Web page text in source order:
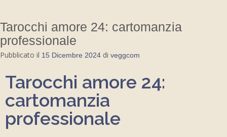
Tarocchi amore 24: cartomanzia
professionale
Pubblicato il 15 Dicembre 2024 di veggcom
Tarocchi amore 24:
cartomanzia
professionale